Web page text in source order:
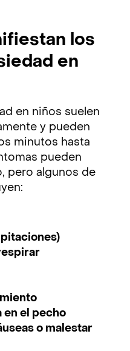
los
en
en niños suelen
y pueden
minutos hasta
pueden
pero algunos de
en el pecho
o malestar